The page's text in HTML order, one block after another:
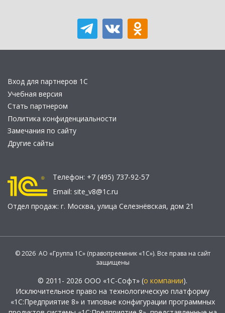
Вход для партнеров 1С
Учебная версия
Стать партнером
Политика конфиденциальности
Замечания по сайту
Другие сайты
Телефон: +7 (495) 737-92-57
Email: site_v8@1c.ru
Отдел продаж: г. Москва, улица Селезнёвская, дом 21
© 2026 АО «Группа 1С» (правопреемник «1С»). Все права на сайт
защищены
© 2011- 2026 ООО «1С-Софт» (о компании).
Исключительное право на технологическую платформу
«1С:Предприятие 8» и типовые конфигурации программных